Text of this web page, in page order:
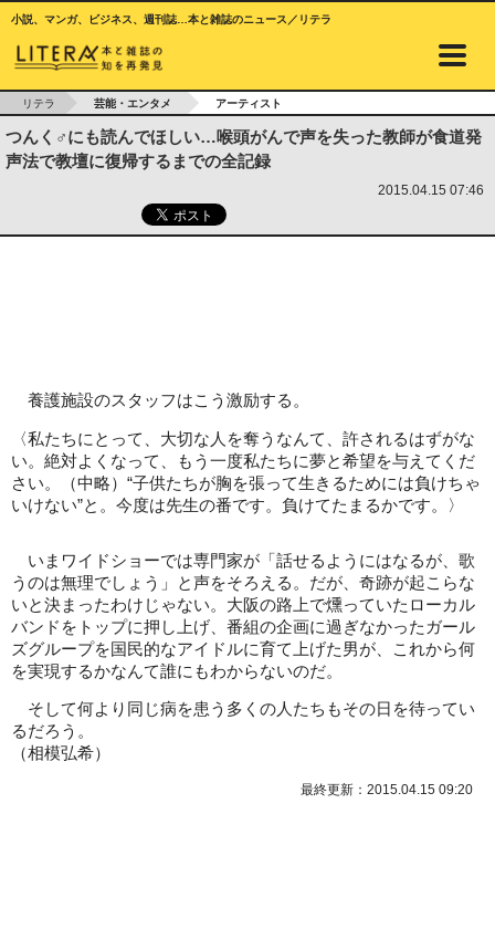
小説、マンガ、ビジネス、週刊誌…本と雑誌のニュース／リテラ
リテラ 芸能・エンタメ アーティスト
つんく♂にも読んでほしい…喉頭がんで声を失った教師が食道発
声法で教壇に復帰するまでの全記録
2015.04.15 07:46
養護施設のスタッフはこう激励する。
〈私たちにとって、大切な人を奪うなんて、許されるはずがな
い。絶対よくなって、もう一度私たちに夢と希望を与えてくだ
さい。（中略）“子供たちが胸を張って生きるためには負けちゃ
いけない”と。今度は先生の番です。負けてたまるかです。〉
いまワイドショーでは専門家が「話せるようにはなるが、歌
うのは無理でしょう」と声をそろえる。だが、奇跡が起こらな
いと決まったわけじゃない。大阪の路上で燻っていたローカル
バンドをトップに押し上げ、番組の企画に過ぎなかったガール
ズグループを国民的なアイドルに育て上げた男が、これから何
を実現するかなんて誰にもわからないのだ。
そして何より同じ病を患う多くの人たちもその日を待ってい
るだろう。
（相模弘希）
最終更新：2015.04.15 09:20